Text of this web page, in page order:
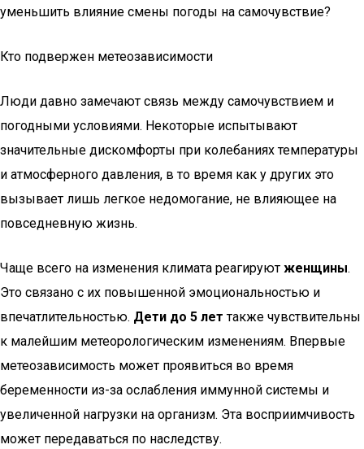
уменьшить влияние смены погоды на самочувствие?
Кто подвержен метеозависимости
Люди давно замечают связь между самочувствием и
погодными условиями. Некоторые испытывают
значительные дискомфорты при колебаниях температуры
и атмосферного давления, в то время как у других это
вызывает лишь легкое недомогание, не влияющее на
повседневную жизнь.
Чаще всего на изменения климата реагируют женщины.
Это связано с их повышенной эмоциональностью и
впечатлительностью. Дети до 5 лет также чувствительны
к малейшим метеорологическим изменениям. Впервые
метеозависимость может проявиться во время
беременности из-за ослабления иммунной системы и
увеличенной нагрузки на организм. Эта восприимчивость
может передаваться по наследству.